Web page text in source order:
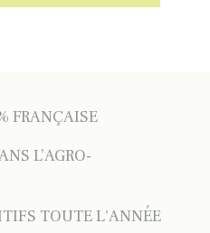
FRANÇAISE
L’AGRO-
TOUTE L'ANNÉE